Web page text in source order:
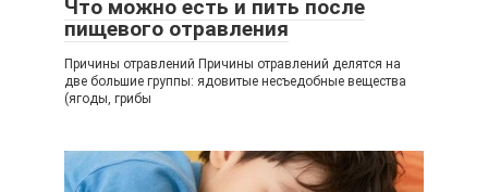
Что можно есть и пить после
пищевого отравления
Причины отравлений Причины отравлений делятся на
две большие группы: ядовитые несъедобные вещества
(ягоды, грибы